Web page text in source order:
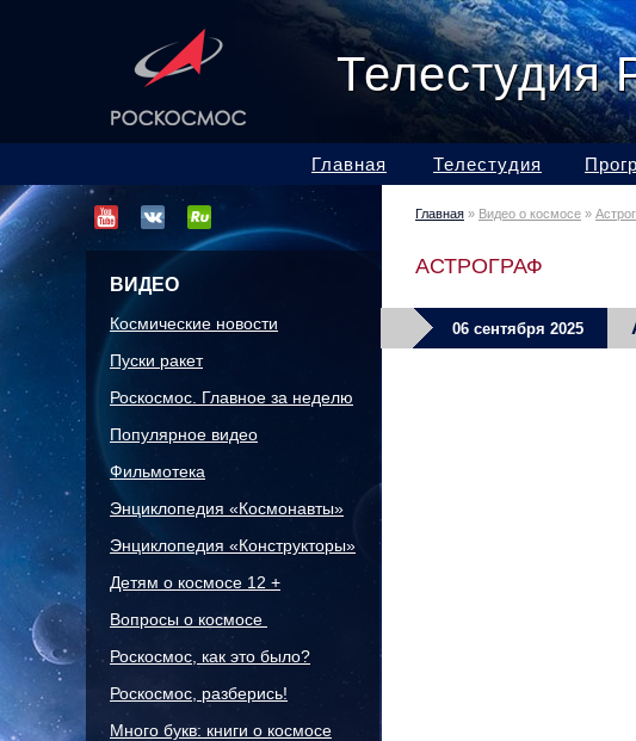
Телестудия
Главная Телестудия
ВИДЕО
Космические новости
Пуски ракет
Роскосмос. Главное за неделю
Популярное видео
Фильмотека
Энциклопедия «Космонавты»
Энциклопедия «Конструкторы»
Детям о космосе 12 +
Вопросы о космосе
Роскосмос, как это было?
Роскосмос, разберись!
Много букв: книги о космосе
Главная » Видео о космосе »
АСТРОГРАФ
06 сентября 2025